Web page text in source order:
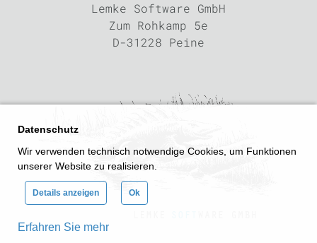
Datenschutz
Wir verwenden technisch notwendige Cookies, um Funktionen
unserer Website zu realisieren.
Details anzeigen Ok
Erfahren Sie mehr
Lemke Software GmbH
Zum Rohkamp 5e
D-31228 Peine